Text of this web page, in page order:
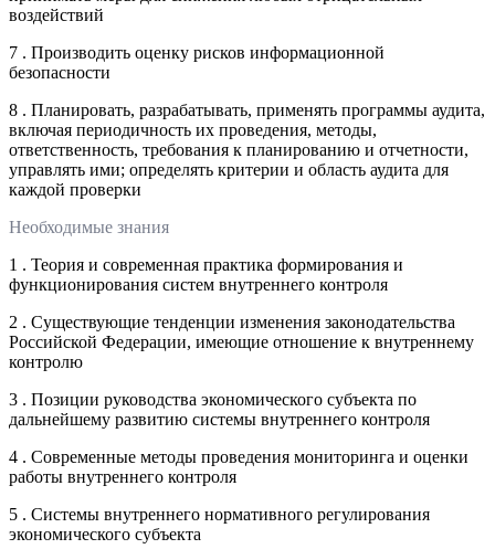
воздействий
7 . Производить оценку рисков информационной
безопасности
8 . Планировать, разрабатывать, применять программы аудита,
включая периодичность их проведения, методы,
ответственность, требования к планированию и отчетности,
управлять ими; определять критерии и область аудита для
каждой проверки
Необходимые знания
1 . Теория и современная практика формирования и
функционирования систем внутреннего контроля
2 . Существующие тенденции изменения законодательства
Российской Федерации, имеющие отношение к внутреннему
контролю
3 . Позиции руководства экономического субъекта по
дальнейшему развитию системы внутреннего контроля
4 . Современные методы проведения мониторинга и оценки
работы внутреннего контроля
5 . Системы внутреннего нормативного регулирования
экономического субъекта